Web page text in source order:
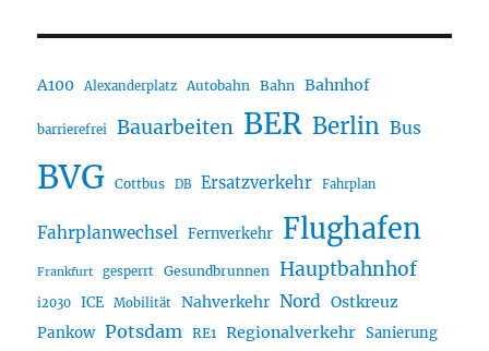
A100 Alexanderplatz Autobahn Bahn Bahnhof
barrierefrei Bauarbeiten BER Berlin Bus
BVG Cottbus DB Ersatzverkehr Fahrplan
Fahrplanwechsel Fernverkehr Flughafen
Frankfurt gesperrt Gesundbrunnen Hauptbahnhof
i2030 ICE Mobilität Nahverkehr Nord Ostkreuz
Pankow Potsdam RE1 Regionalverkehr Sanierung